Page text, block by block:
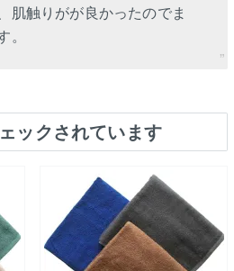
肌触りがが良かったのでま
ックされています